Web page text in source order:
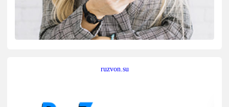
ruzvon.su